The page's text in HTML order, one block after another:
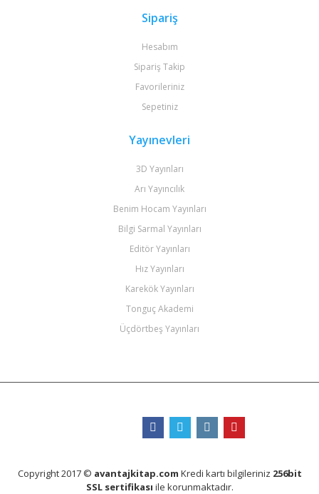
Sipariş
Hesabım
Sipariş Takip
Favorileriniz
Sepetiniz
Yayınevleri
3D Yayınları
Arı Yayıncılık
Benim Hocam Yayınları
Bilgi Sarmal Yayınları
Editör Yayınları
Hız Yayınları
Karekök Yayınları
Tonguç Akademi
Üçdörtbeş Yayınları
Copyright 2017 © avantajkitap.com Kredi kartı bilgileriniz 256bit
SSL sertifikası ile korunmaktadır.